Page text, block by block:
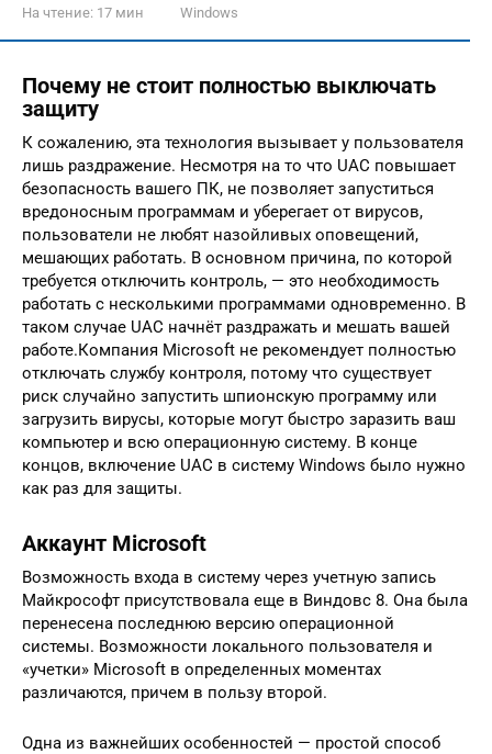
На чтение: 17 мин Windows
Почему не стоит полностью выключать
защиту
К сожалению, эта технология вызывает у пользователя
лишь раздражение. Несмотря на то что UAC повышает
безопасность вашего ПК, не позволяет запуститься
вредоносным программам и уберегает от вирусов,
пользователи не любят назойливых оповещений,
мешающих работать. В основном причина, по которой
требуется отключить контроль, — это необходимость
работать с несколькими программами одновременно. В
таком случае UAC начнёт раздражать и мешать вашей
работе.Компания Microsoft не рекомендует полностью
отключать службу контроля, потому что существует
риск случайно запустить шпионскую программу или
загрузить вирусы, которые могут быстро заразить ваш
компьютер и всю операционную систему. В конце
концов, включение UAC в систему Windows было нужно
как раз для защиты.
Аккаунт Microsoft
Возможность входа в систему через учетную запись
Майкрософт присутствовала еще в Виндовс 8. Она была
перенесена последнюю версию операционной
системы. Возможности локального пользователя и
«учетки» Microsoft в определенных моментах
различаются, причем в пользу второй.
Одна из важнейших особенностей — простой способ